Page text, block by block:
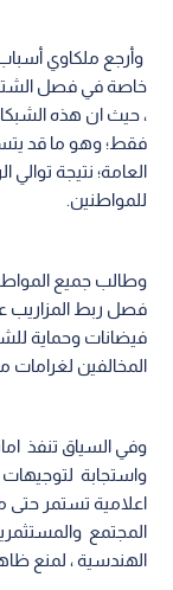
وأرجع ملكاوي
خاصة في فصل الشتاء
، حيث ان هذه
فقط؛ وهو ما قد
العامة؛ نتيجة توالي
للمواطنين.
وطالب جميع
فصل ربط المزاريب
فيضانات وحماية
المخالفين لغرامات
وفي السياق تنفذ
واستجابة لتوجيهات
اعلامية تستمر
المجتمع
الهندسية ، لمنع